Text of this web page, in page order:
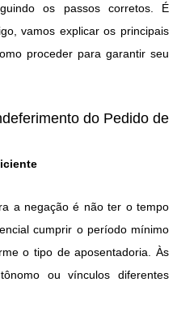
os passos corretos. É
vamos explicar os principais
proceder para garantir seu
do Pedido de
a negação é não ter o tempo
cumprir o período mínimo
o tipo de aposentadoria. Às
ou vínculos diferentes